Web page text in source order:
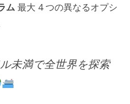
ム 最大 4 つの異なるオプシ
未満で全世界を探索